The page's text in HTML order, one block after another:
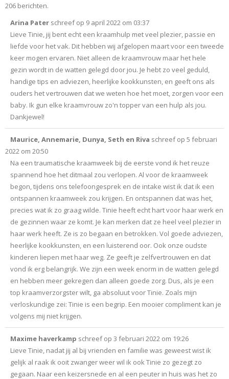
Contact
gastenboek-
lijst
206 berichten.
Arina Pater schreef op 9 april 2022 om 03:37
Lieve Tinie, jij bent echt een kraamhulp met veel plezier, passie en
liefde voor het vak. Dit hebben wij afgelopen maart voor een tweede
keer mogen ervaren. Niet alleen de kraamvrouw maar het hele
gezin wordt in de watten gelegd door jou. Je hebt zo veel geduld,
handige tips en adviezen, heerlijke kookkunsten, en geeft ons als
ouders het vertrouwen dat we weten hoe het moet, zorgen voor een
baby. Ik gun elke kraamvrouw zo'n topper van een hulp als jou.
Dankjewel!
Maurice, Annemarie, Dunya, Seth en Riva schreef op 5 februari
2022 om 20:50
Na een traumatische kraamweek bij de eerste vond ik het reuze
spannend hoe het ditmaal zou verlopen. Al voor de kraamweek
begon, tijdens ons telefoongesprek en de intake wist ik dat ik een
ontspannen kraamweek zou krijgen. En ontspannen dat was het,
precies wat ik zo graag wilde. Tinie heeft echt hart voor haar werk en
de gezinnen waar ze komt. Je kan merken dat ze heel veel plezier in
haar werk heeft. Ze is zo begaan en betrokken. Vol goede adviezen,
heerlijke kookkunsten, en een luisterend oor. Ook onze oudste
kinderen liepen met haar weg. Ze geeft je zelfvertrouwen en dat
vond ik erg belangrijk. We zijn een week enorm in de watten gelegd
en hebben meer gekregen dan alleen goede zorg. Dus, als je een
top kraamverzorgster wilt, ga absoluut voor Tinie. Zoals mijn
verloskundige zei: Tinie is een begrip. Een mooier compliment kan je
volgens mij niet krijgen.
Maxime haverkamp schreef op 3 februari 2022 om 19:26
Lieve Tinie, nadat jij al bij vrienden en familie was geweest wist ik
gelijk al raak ik ooit zwanger weer wil ik ook Tinie zo gezegt zo
gegaan. Naar een keizersnede en al een peuter in huis was het zo